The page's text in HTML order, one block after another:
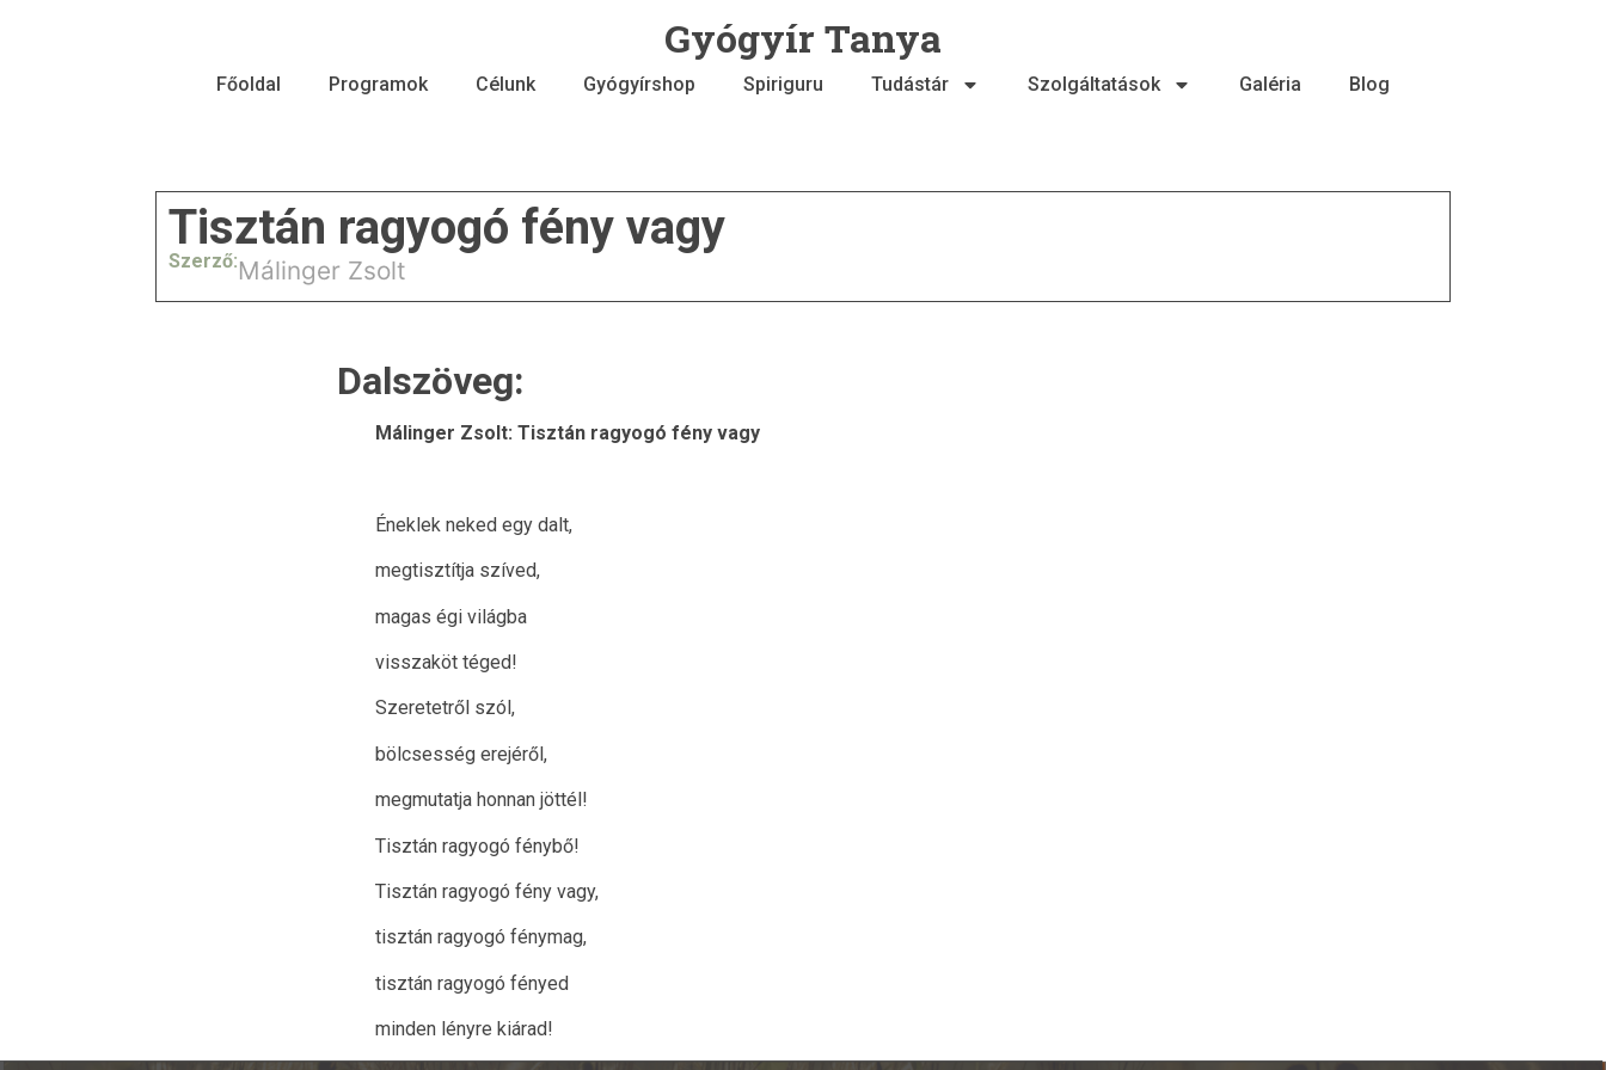
Gyógyír Tanya
Főoldal Programok Célunk Gyógyírshop Spiriguru Tudástár Szolgáltatások Galéria Blog
Tisztán ragyogó fény vagy
Szerző:Málinger Zsolt
Dalszöveg:
Málinger Zsolt: Tisztán ragyogó fény vagy
Éneklek neked egy dalt,
megtisztítja szíved,
magas égi világba
visszaköt téged!
Szeretetről szól,
bölcsesség erejéről,
megmutatja honnan jöttél!
Tisztán ragyogó fénybő!
Tisztán ragyogó fény vagy,
tisztán ragyogó fénymag,
tisztán ragyogó fényed
minden lényre kiárad!